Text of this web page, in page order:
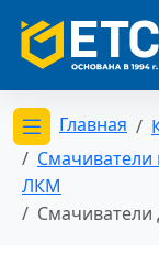
Открыть
Главная
Смачиватели
ЛКМ